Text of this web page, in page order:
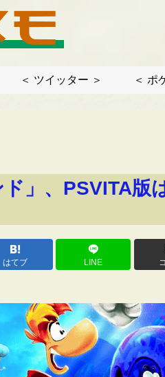
＜ ツイッター ＞ ＜ ポ
ド」、PSVITA版
はてブ LINE